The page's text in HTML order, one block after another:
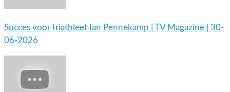
Succes voor triathleet Ian Pennekamp | TV Magazine | 30-
06-2026